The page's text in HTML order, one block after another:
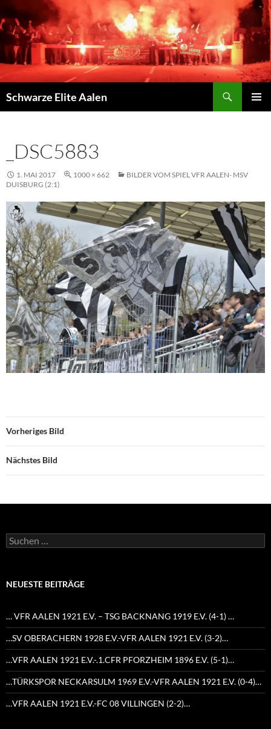
Zum
Inhalt
springen
Schwarze Elite Aalen
_DSC5883
1. MAI 2017 1000 × 662
BILDER VOM SPIEL VFR AALEN- MSV
DUISBURG (2:1)
Vorheriges Bild
Nächstes Bild
Suchen
nach:
NEUESTE BEITRÄGE
… VFR AALEN 1921 E.V. – TSG BACKNANG 1919 E.V. (4-1) …
…SV OBERACHERN 1928 E.V.-VFR AALEN 1921 E.V. (3-2)…
…VFR AALEN 1921 E.V.-.1.CFR PFORZHEIM 1896 E.V. (5-1)…
…TÜRKSPOR NECKARSULM 1969 E.V.-VFR AALEN 1921 E.V. (0-4)…
…VFR AALEN 1921 E.V.-FC 08 VILLINGEN (2-2)…